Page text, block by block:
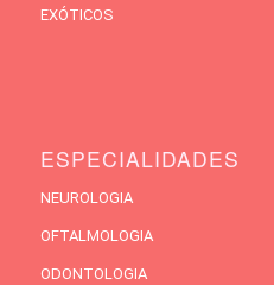
EXÓTICOS
ESPECIALIDADES
NEUROLOGIA
OFTALMOLOGIA
ODONTOLOGIA